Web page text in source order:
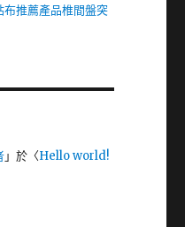
推薦產品椎間盤突
」於〈Hello world!